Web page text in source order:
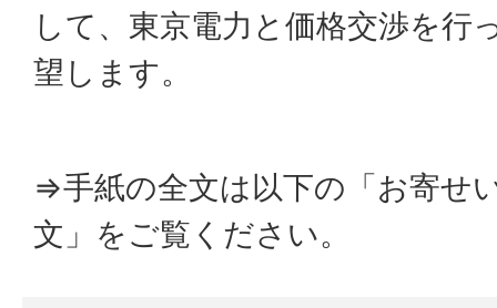
して、東京電力と価格交渉を行
望します。
⇒手紙の全文は以下の「お寄せ
文」をご覧ください。